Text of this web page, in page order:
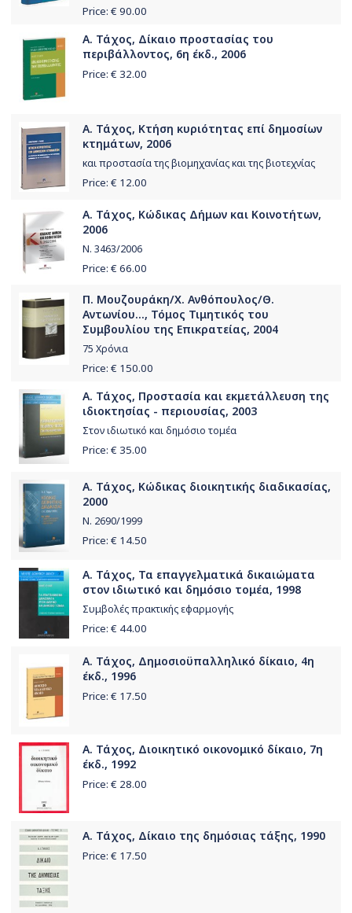
Price: € 90.00
Α. Τάχος, Δίκαιο προστασίας του
περιβάλλοντος, 6η έκδ., 2006
Price: € 32.00
Α. Τάχος, Κτήση κυριότητας επί δημοσίων
κτημάτων, 2006
και προστασία της βιομηχανίας και της βιοτεχνίας
Price: € 12.00
Α. Τάχος, Κώδικας Δήμων και Κοινοτήτων,
2006
Ν. 3463/2006
Price: € 66.00
Π. Μουζουράκη/Χ. Ανθόπουλος/Θ.
Αντωνίου..., Τόμος Τιμητικός του
Συμβουλίου της Επικρατείας, 2004
75 Χρόνια
Price: € 150.00
Α. Τάχος, Προστασία και εκμετάλλευση της
ιδιοκτησίας - περιουσίας, 2003
Στον ιδιωτικό και δημόσιο τομέα
Price: € 35.00
Α. Τάχος, Κώδικας διοικητικής διαδικασίας,
2000
Ν. 2690/1999
Price: € 14.50
Α. Τάχος, Τα επαγγελματικά δικαιώματα
στον ιδιωτικό και δημόσιο τομέα, 1998
Συμβολές πρακτικής εφαρμογής
Price: € 44.00
Α. Τάχος, Δημοσιοϋπαλληλικό δίκαιο, 4η
έκδ., 1996
Price: € 17.50
Α. Τάχος, Διοικητικό οικονομικό δίκαιο, 7η
έκδ., 1992
Price: € 28.00
Α. Τάχος, Δίκαιο της δημόσιας τάξης, 1990
Price: € 17.50